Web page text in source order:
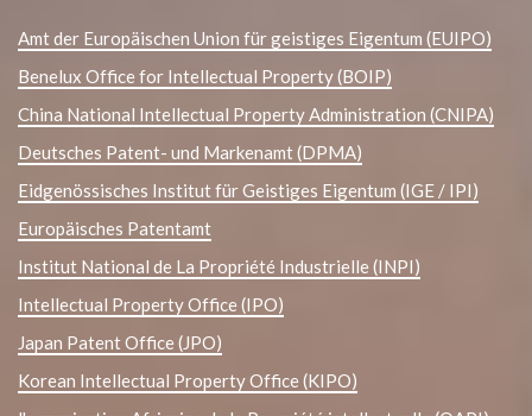
Amt der Europäischen Union für geistiges Eigentum (EUIPO)
Benelux Office for Intellectual Property (BOIP)
China National Intellectual Property Administration (CNIPA)
Deutsches Patent- und Markenamt (DPMA)
Eidgenössisches Institut für Geistiges Eigentum (IGE / IPI)
Europäisches Patentamt
Institut National de La Propriété Industrielle (INPI)
Intellectual Property Office (IPO)
Japan Patent Office (JPO)
Korean Intellectual Property Office (KIPO)